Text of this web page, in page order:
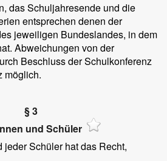
das Schuljahresende und die
entsprechen denen der
jeweiligen Bundeslandes, in dem
Abweichungen von der
Beschluss der Schulkonferenz
möglich.
§ 3
und Schüler
Schüler hat das Recht,